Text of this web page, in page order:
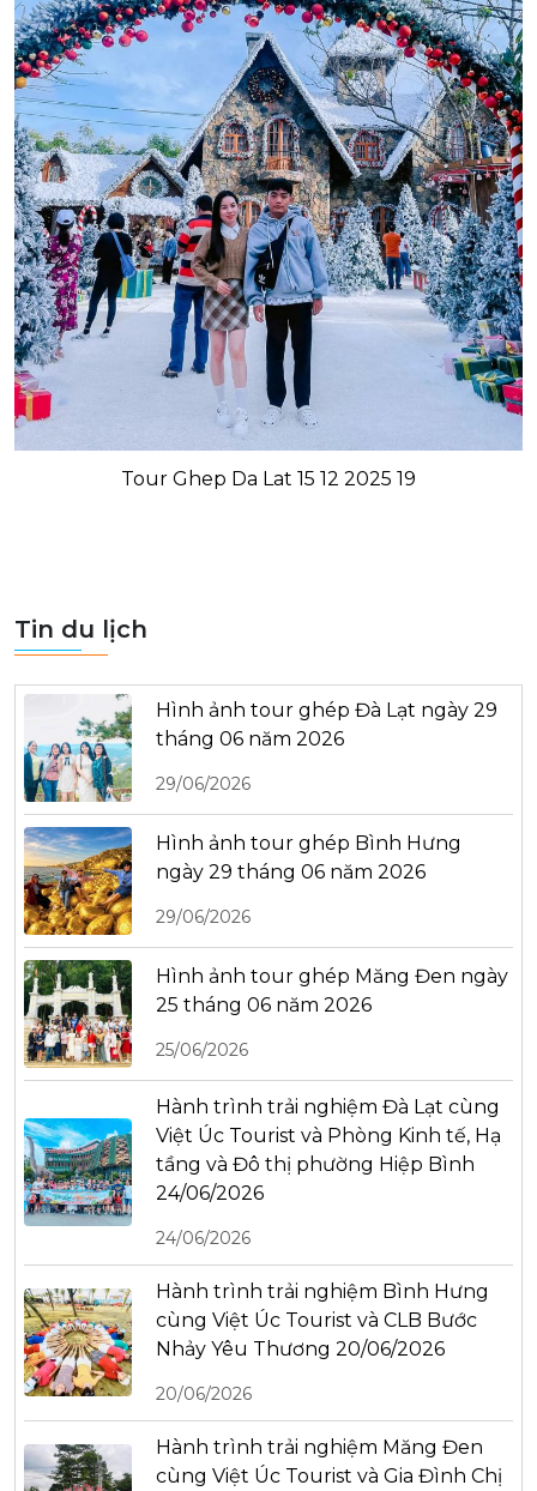
Tour Ghep Da Lat 15 12 2025 19
Tin du lịch
Hình ảnh tour ghép Đà Lạt ngày 29
tháng 06 năm 2026
29/06/2026
Hình ảnh tour ghép Bình Hưng
ngày 29 tháng 06 năm 2026
29/06/2026
Hình ảnh tour ghép Măng Đen ngày
25 tháng 06 năm 2026
25/06/2026
Hành trình trải nghiệm Đà Lạt cùng
Việt Úc Tourist và Phòng Kinh tế, Hạ
tầng và Đô thị phường Hiệp Bình
24/06/2026
24/06/2026
Hành trình trải nghiệm Bình Hưng
cùng Việt Úc Tourist và CLB Bước
Nhảy Yêu Thương 20/06/2026
20/06/2026
Hành trình trải nghiệm Măng Đen
cùng Việt Úc Tourist và Gia Đình Chị